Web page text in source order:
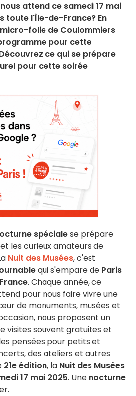
attend ce samedi 17 mai
toute l'Île-de-France? En
folie de Coulommiers
pour cette
ce qui se prépare
pour cette soirée
spécialese prépare
les curieux amateurs de
Nuit des Musées, c'est
qui s'empare de Paris
. Chaque année, ce
pour nous faire vivre une
de monuments, musées et
nous proposent un
visites souvent gratuites et
pensées pour petits et
des ateliers et autres
21e édition, la Nuit des Musées
17 mai 2025. Une nocturne